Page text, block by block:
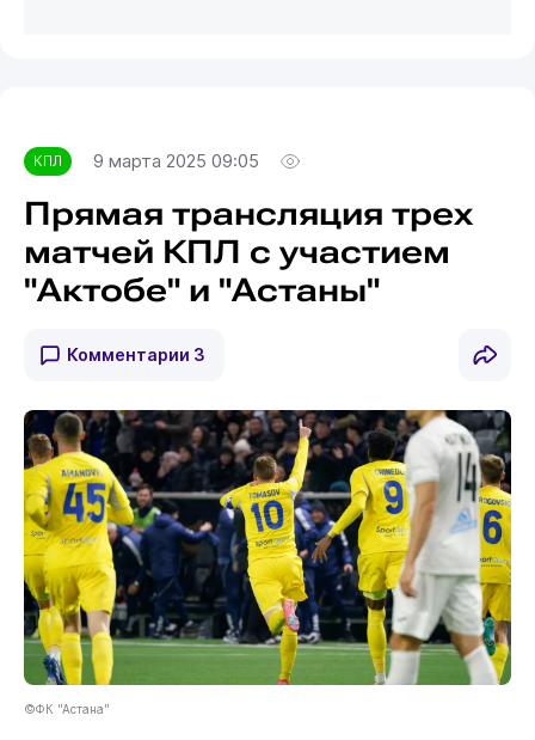
КПЛ 9 марта 2025 09:05
Прямая трансляция трех
матчей КПЛ с участием
"Актобе" и "Астаны"
Комментарии 3
©ФК "Астана"